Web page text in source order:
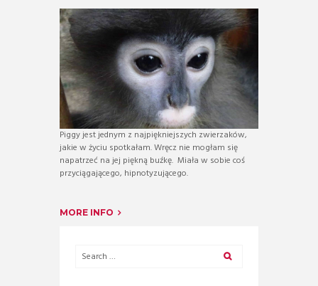
Piggy jest jednym z najpiękniejszych zwierzaków,
jakie w życiu spotkałam. Wręcz nie mogłam się
napatrzeć na jej piękną buźkę. Miała w sobie coś
przyciągającego, hipnotyzującego.
MORE INFO